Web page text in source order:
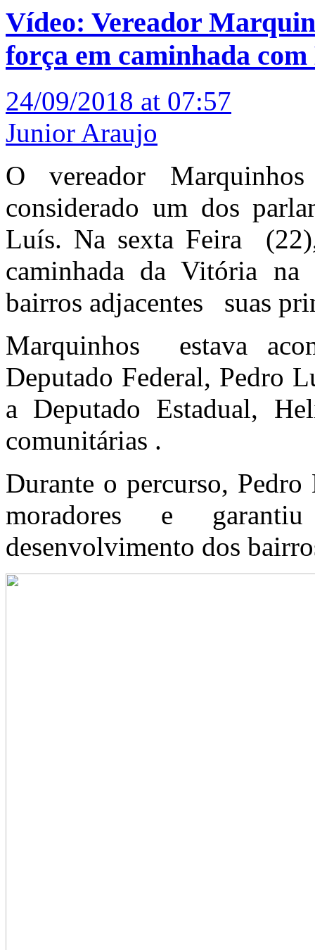
Vídeo: Vereador
força em caminhada
24/09/2018 at 07:57
Junior Araujo
O vereador
considerado um dos
Luís. Na sexta Feira
caminhada da Vitória
bairros adjacentes suas
Marquinhos estava
Deputado Federal, Pedro
a Deputado Estadual,
comunitárias .
Durante o percurso,
moradores e
desenvolvimento dos